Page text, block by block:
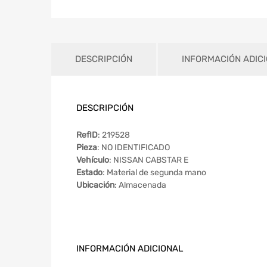
DESCRIPCIÓN INFORMACIÓN
DESCRIPCIÓN
RefID: 219528
Pieza: NO IDENTIFICADO
Vehículo: NISSAN CABSTAR E
Estado: Material de segunda mano
Ubicación: Almacenada
INFORMACIÓN ADICIONAL